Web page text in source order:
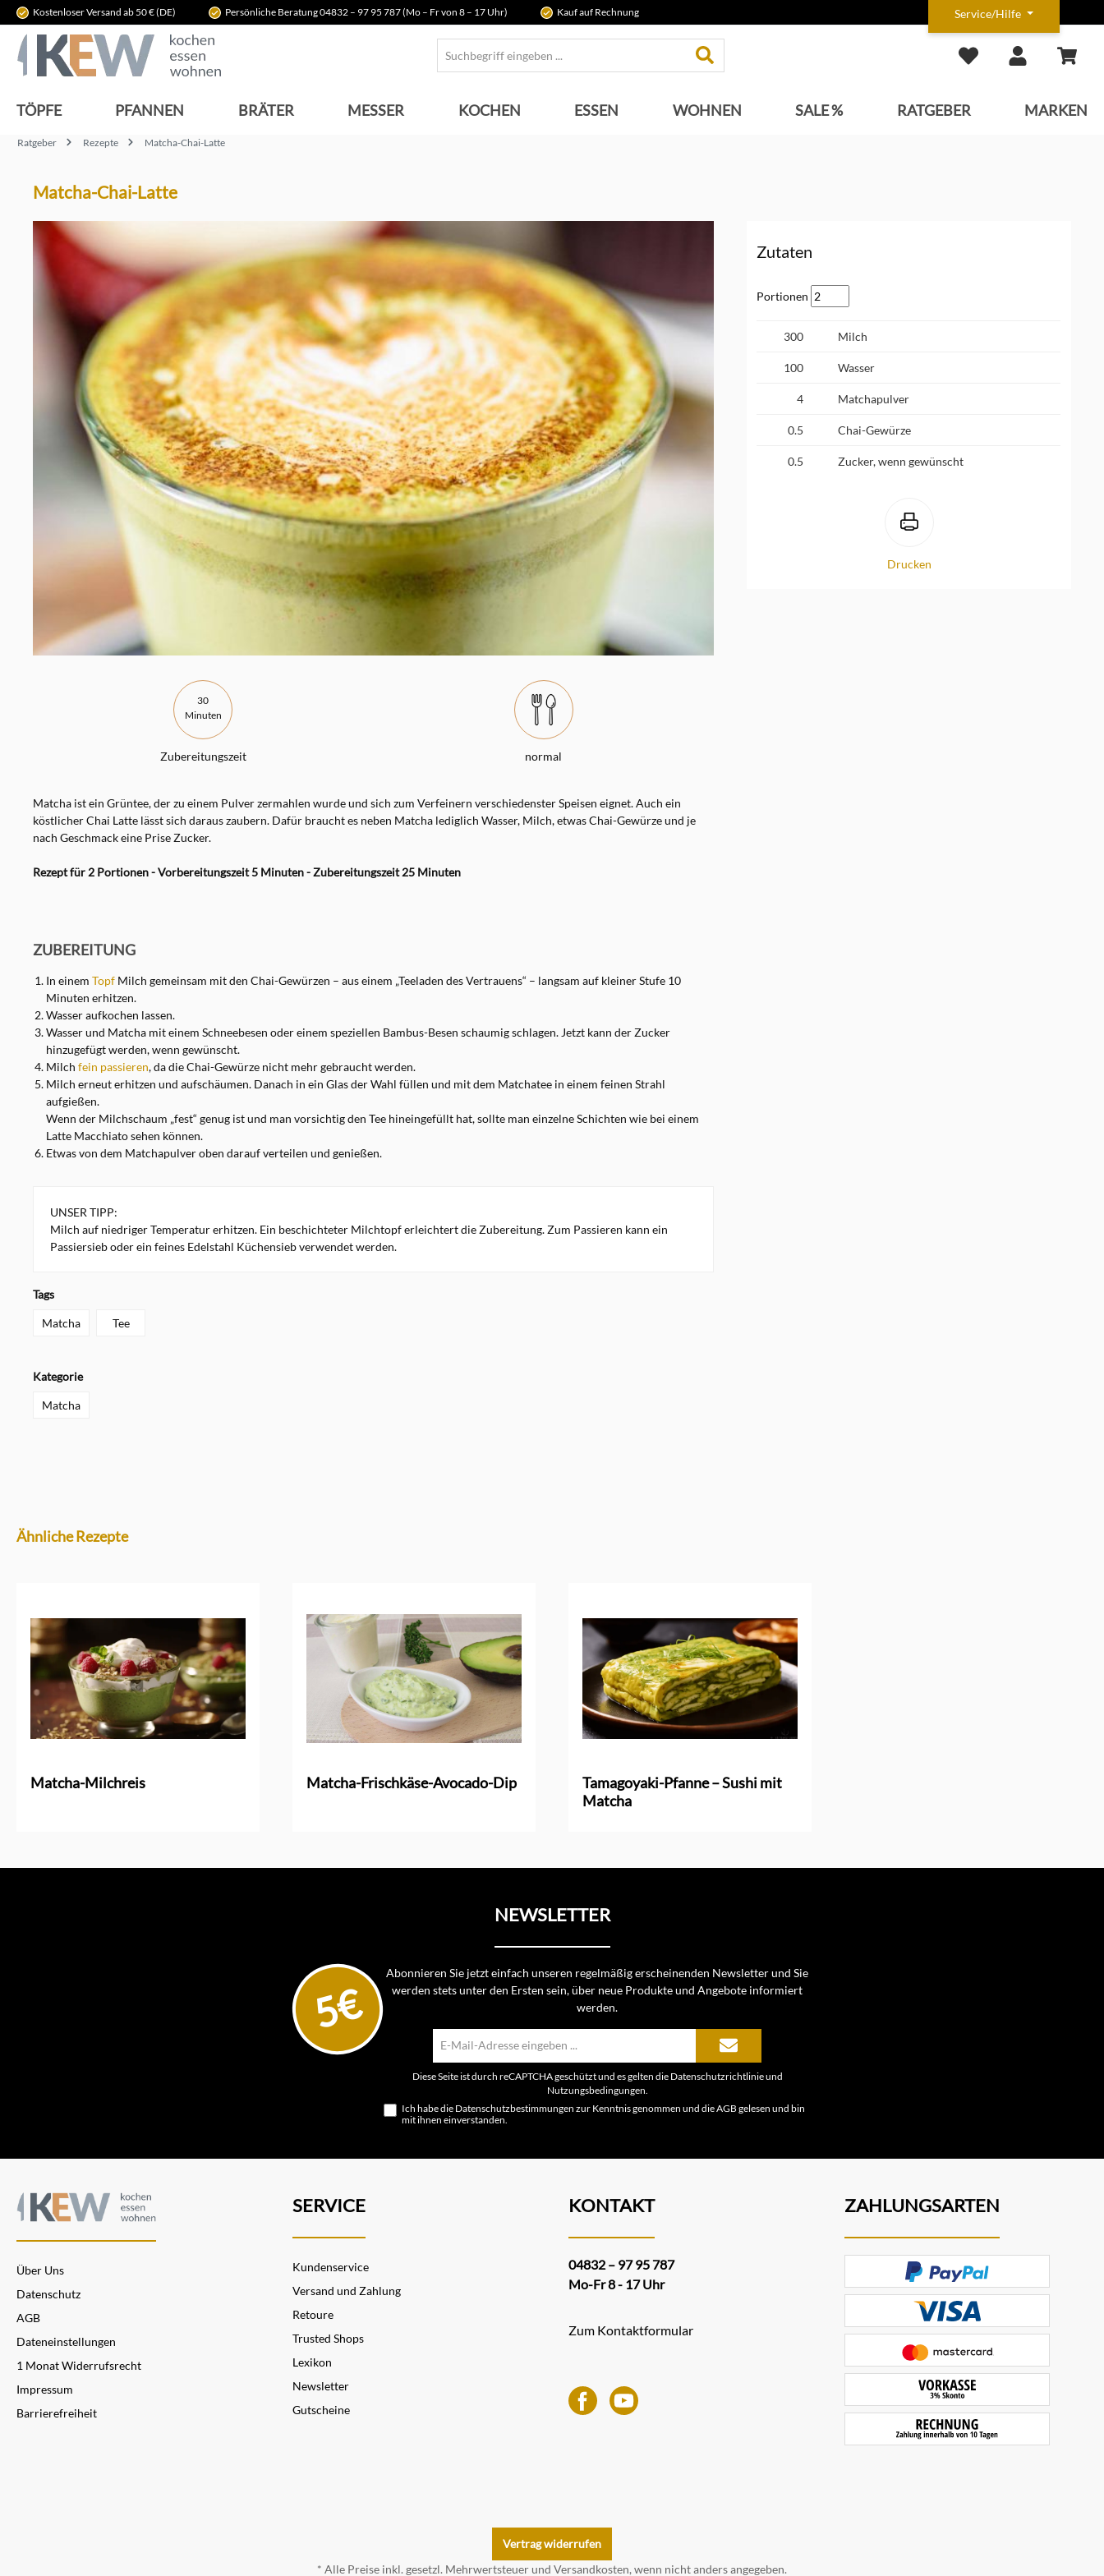
Zur Hauptnavigation springen
Kostenloser Versand ab 50 € (DE) Persönliche Beratung 04832 – 97 95 787 (Mo – Fr von 8 – 17 Uhr) Kauf auf Rechnung Service/Hilfe
TÖPFE PFANNEN BRÄTER MESSER KOCHEN ESSEN WOHNEN SALE % RATGEBER MARKEN
Ratgeber Rezepte Matcha-Chai-Latte
Matcha-Chai-Latte
30
Minuten
Zubereitungszeit normal
Matcha ist ein Grüntee, der zu einem Pulver zermahlen wurde und sich zum Verfeinern verschiedenster Speisen eignet. Auch ein
köstlicher Chai Latte lässt sich daraus zaubern. Dafür braucht es neben Matcha lediglich Wasser, Milch, etwas Chai-Gewürze und je
nach Geschmack eine Prise Zucker.
Rezept für 2 Portionen - Vorbereitungszeit 5 Minuten - Zubereitungszeit 25 Minuten
ZUBEREITUNG
In einem Topf Milch gemeinsam mit den Chai-Gewürzen – aus einem „Teeladen des Vertrauens“ – langsam auf kleiner Stufe 10
Minuten erhitzen.
Wasser aufkochen lassen.
Wasser und Matcha mit einem Schneebesen oder einem speziellen Bambus-Besen schaumig schlagen. Jetzt kann der Zucker
hinzugefügt werden, wenn gewünscht.
Milch fein passieren, da die Chai-Gewürze nicht mehr gebraucht werden.
Milch erneut erhitzen und aufschäumen. Danach in ein Glas der Wahl füllen und mit dem Matchatee in einem feinen Strahl
aufgießen.
Wenn der Milchschaum „fest“ genug ist und man vorsichtig den Tee hineingefüllt hat, sollte man einzelne Schichten wie bei einem
Latte Macchiato sehen können.
Etwas von dem Matchapulver oben darauf verteilen und genießen.
UNSER TIPP:
Milch auf niedriger Temperatur erhitzen. Ein beschichteter Milchtopf erleichtert die Zubereitung. Zum Passieren kann ein
Passiersieb oder ein feines Edelstahl Küchensieb verwendet werden.
Tags
Matcha Tee
Kategorie
Matcha
Zutaten
Portionen
300 Milch
100 Wasser
4 Matchapulver
0.5 Chai-Gewürze
0.5 Zucker, wenn gewünscht
Drucken
Ähnliche Rezepte
Matcha-Milchreis Matcha-Frischkäse-Avocado-Dip
Tamagoyaki-Pfanne – Sushi mit
Matcha
NEWSLETTER
5€
Abonnieren Sie jetzt einfach unseren regelmäßig erscheinenden Newsletter und Sie
werden stets unter den Ersten sein, über neue Produkte und Angebote informiert
werden.
Mail-
Adresse*
Diese Seite ist durch reCAPTCHA geschützt und es gelten die Datenschutzrichtlinieund
Nutzungsbedingungen
Ich habe die Datenschutzbestimmungen zur Kenntnis genommen und dieAGB gelesen und bin
mit ihnen einverstanden.
Über Uns
Datenschutz
AGB
Dateneinstellungen
1 Monat Widerrufsrecht
Impressum
Barrierefreiheit
SERVICE
Kundenservice
Versand und Zahlung
Retoure
Trusted Shops
Lexikon
Newsletter
Gutscheine
KONTAKT
04832 – 97 95 787
Mo-Fr 8 - 17 Uhr
Zum Kontaktformular
ZAHLUNGSARTEN
Vertrag widerrufen
* Alle Preise inkl. gesetzl. Mehrwertsteuer und Versandkosten, wenn nicht anders angegeben.